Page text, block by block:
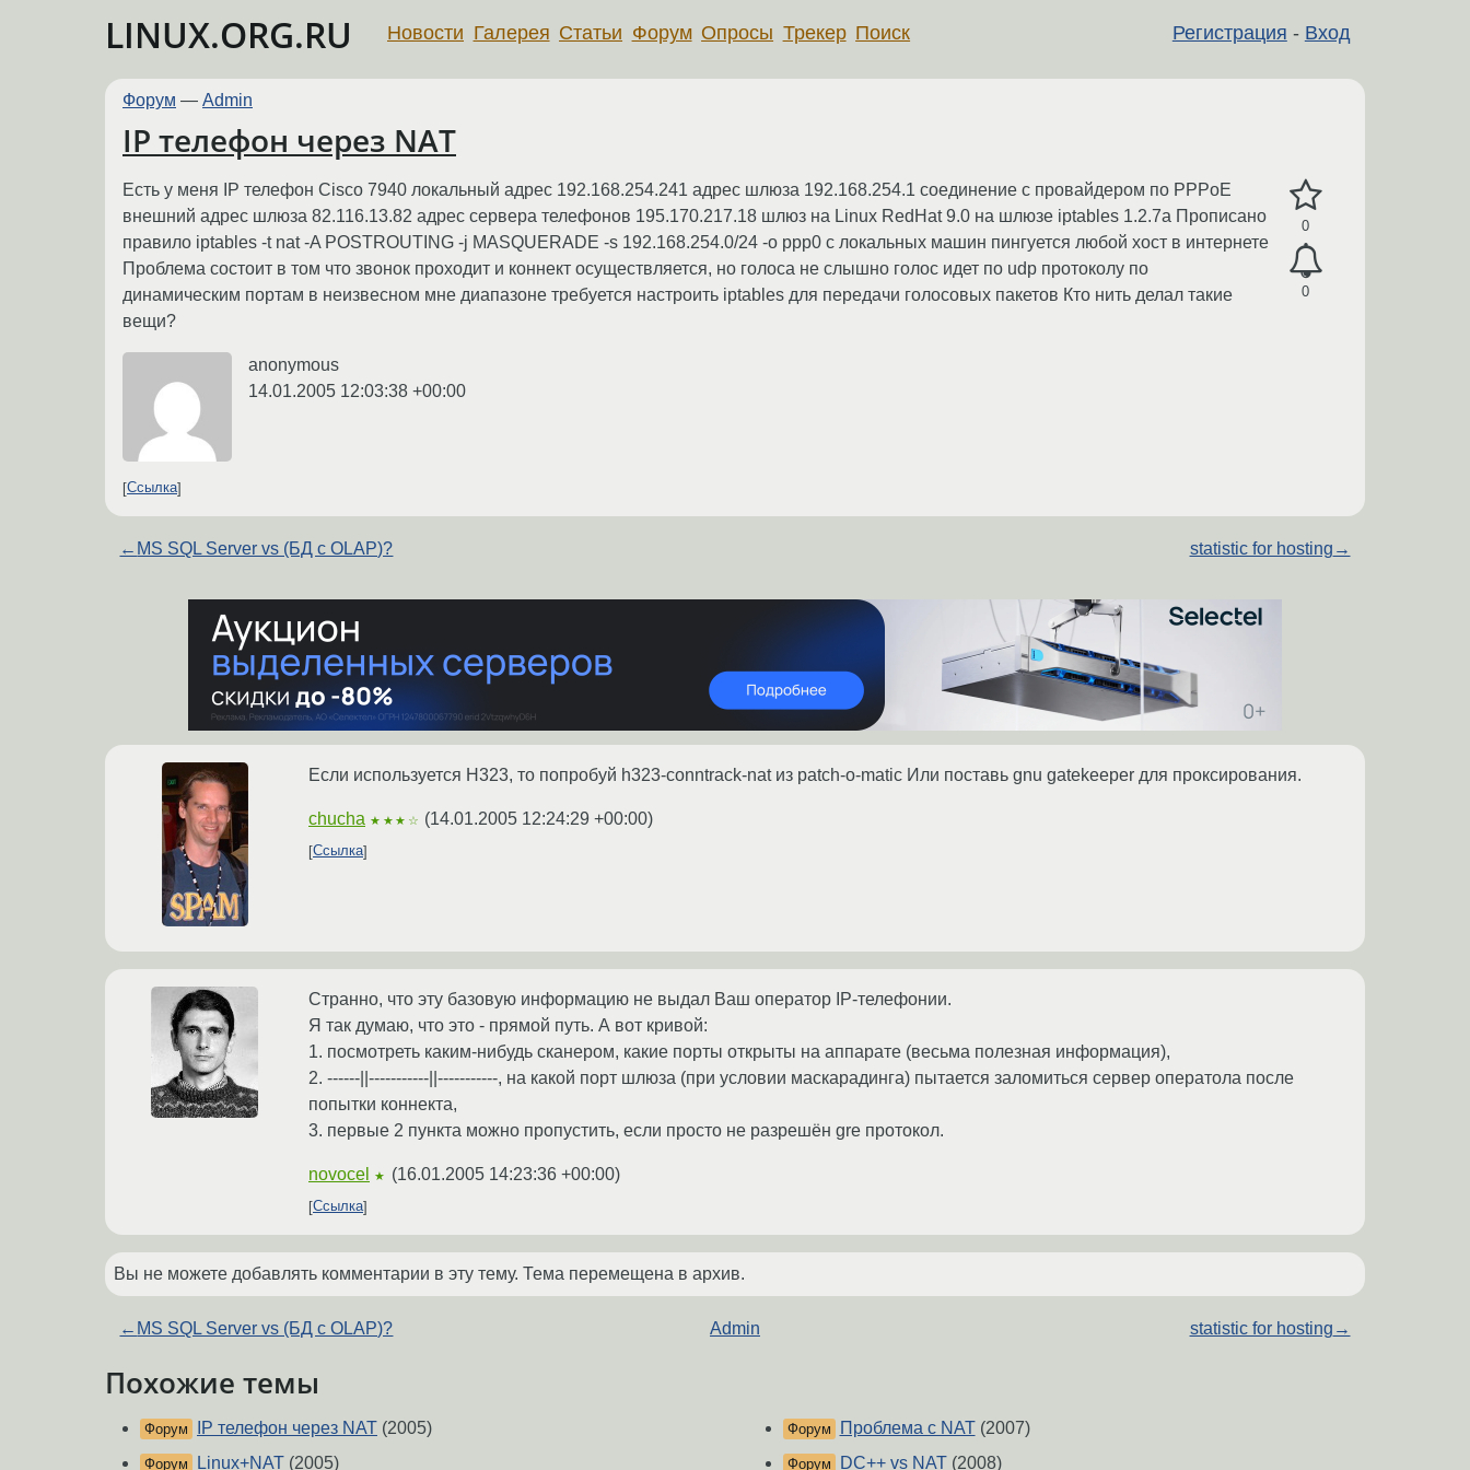
LINUX.ORG.RU Регистрация - Вход
Новости Галерея Статьи Форум Опросы Трекер Поиск
Форум — Admin
IP телефон через NAT
0
0
Есть у меня IP телефон Cisco 7940 локальный адрес 192.168.254.241 адрес шлюза 192.168.254.1 соединение с провайдером по PPPoE
внешний адрес шлюза 82.116.13.82 адрес сервера телефонов 195.170.217.18 шлюз на Linux RedHat 9.0 на шлюзе iptables 1.2.7a Прописано
правило iptables -t nat -A POSTROUTING -j MASQUERADE -s 192.168.254.0/24 -o ppp0 с локальных машин пингуется любой хост в интернете
Проблема состоит в том что звонок проходит и коннект осуществляется, но голоса не слышно голос идет по udp протоколу по
динамическим портам в неизвесном мне диапазоне требуется настроить iptables для передачи голосовых пакетов Кто нить делал такие
вещи?
anonymous
14.01.2005 12:03:38 +00:00
Ссылка
← MS SQL Server vs (БД с OLAP)? statistic for hosting →
Если используется H323, то попробуй h323-conntrack-nat из patch-o-matic Или поставь gnu gatekeeper для проксирования.
chucha ★★★☆ (14.01.2005 12:24:29 +00:00)
Ссылка
Странно, что эту базовую информацию не выдал Ваш оператор IP-телефонии.
Я так думаю, что это - прямой путь. А вот кривой:
1. посмотреть каким-нибудь сканером, какие порты открыты на аппарате (весьма полезная информация),
2. ------||-----------||-----------, на какой порт шлюза (при условии маскарадинга) пытается заломиться сервер оператола после
попытки коннекта,
3. первые 2 пункта можно пропустить, если просто не разрешён gre протокол.
novocel ★ (16.01.2005 14:23:36 +00:00)
Ссылка
Вы не можете добавлять комментарии в эту тему. Тема перемещена в архив.
← MS SQL Server vs (БД с OLAP)? Admin statistic for hosting →
Похожие темы
Форум IP телефон через NAT (2005)
Форум Linux+NAT (2005)
Форум Проблема с NAT (2007)
Форум DC++ vs NAT (2008)